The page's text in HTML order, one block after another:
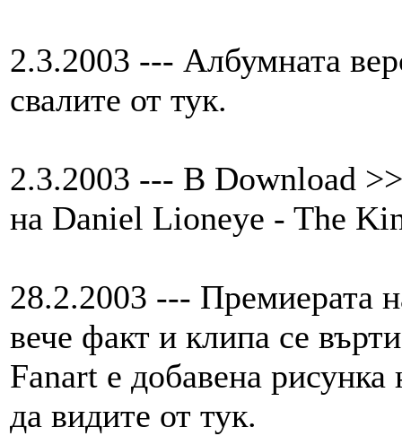
2.3.2003 --- Албумната
свалите от тук.
2.3.2003 --- В Download
на Daniel Lioneye - The
28.2.2003 --- Премиерата
вече факт и клипа се
Fanart е добавена
да видите от тук.